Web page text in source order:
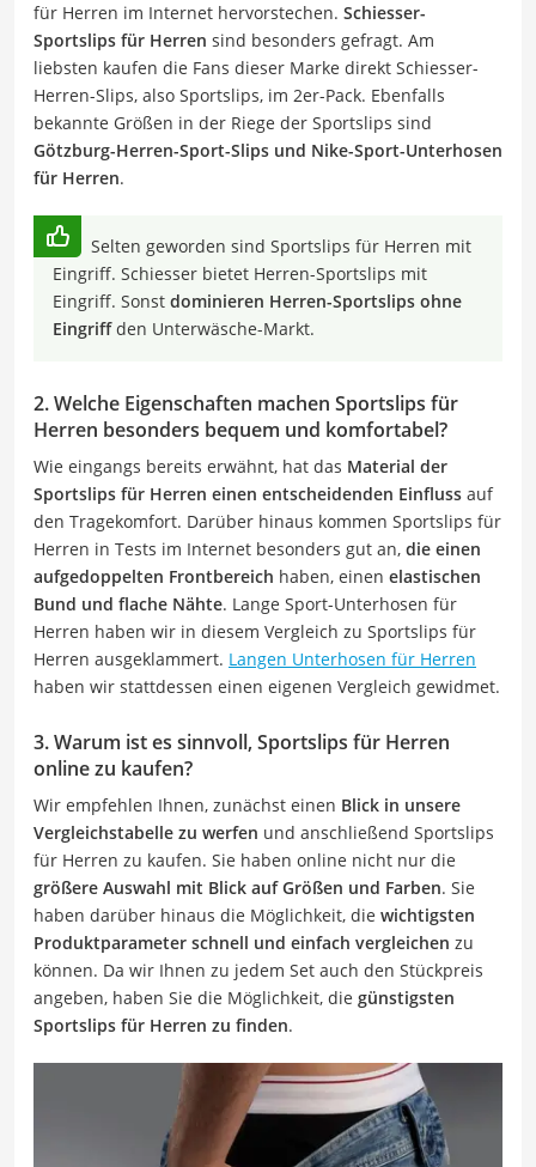
für Herren im Internet hervorstechen. Schiesser-
Sportslips für Herren sind besonders gefragt. Am
liebsten kaufen die Fans dieser Marke direkt Schiesser-
Herren-Slips, also Sportslips, im 2er-Pack. Ebenfalls
bekannte Größen in der Riege der Sportslips sind
Götzburg-Herren-Sport-Slips und Nike-Sport-Unterhosen
für Herren.
Selten geworden sind Sportslips für Herren mit
Eingriff. Schiesser bietet Herren-Sportslips mit
Eingriff. Sonst dominieren Herren-Sportslips ohne
Eingriffden Unterwäsche-Markt.
2. Welche Eigenschaften machen Sportslips für
Herren besonders bequem und komfortabel?
Wie eingangs bereits erwähnt, hat das Material der
Sportslips für Herren einen entscheidenden Einfluss auf
den Tragekomfort. Darüber hinaus kommen Sportslips für
Herren in Tests im Internet besonders gut an, die einen
aufgedoppelten Frontbereich haben, einen elastischen
Bund und flache Nähte. Lange Sport-Unterhosen für
Herren haben wir in diesem Vergleich zu Sportslips für
Herren ausgeklammert. Langen Unterhosen für Herren
haben wir stattdessen einen eigenen Vergleich gewidmet.
3. Warum ist es sinnvoll, Sportslips für Herren
online zu kaufen?
Wir empfehlen Ihnen, zunächst einen Blick in unsere
Vergleichstabelle zu werfen und anschließend Sportslips
für Herren zu kaufen. Sie haben online nicht nur die
größere Auswahl mit Blick auf Größen und Farben. Sie
haben darüber hinaus die Möglichkeit, die wichtigsten
Produktparameter schnell und einfach vergleichen zu
können. Da wir Ihnen zu jedem Set auch den Stückpreis
angeben, haben Sie die Möglichkeit, die günstigsten
Sportslips für Herren zu finden.